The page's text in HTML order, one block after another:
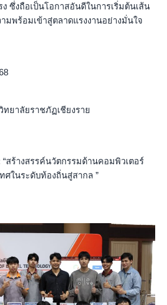
ซึ่งถือเป็นโอกาสอันดีในการเริ่มต้นเส้น
มพร้อมเข้าสู่ตลาดแรงงานอย่างมั่นใจ
ยาลัยราชภัฏเชียงราย
สร้างสรรค์นวัตกรรมด้านคอมพิวเตอร์
ศในระดับท้องถิ่นสู่สากล ”